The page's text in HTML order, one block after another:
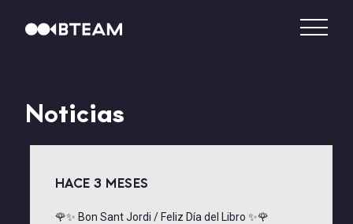
DISTRIBUCIÓN
Noticias
HACE 3 MESES
🌹✨ Bon Sant Jordi / Feliz Día del Libro ✨🌹